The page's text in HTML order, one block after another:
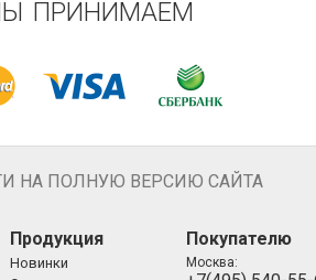
ПРИНИМАЕМ
НА ПОЛНУЮ ВЕРСИЮ САЙТА
Продукция
Новинки
Покупателю
Москва: